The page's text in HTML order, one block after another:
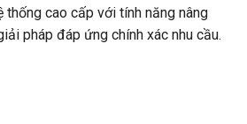
thống cao cấp với tính năng nâng
pháp đáp ứng chính xác nhu cầu.